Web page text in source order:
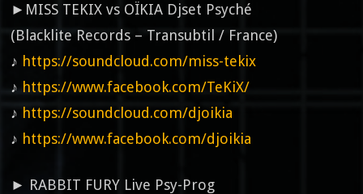
►MISS TEKIX vs OÏKIA Djset Psyché
(Blacklite Records – Transubtil / France)
♪ https://soundcloud.com/miss-tekix
♪ https://www.facebook.com/TeKiX/
♪ https://soundcloud.com/djoikia
♪ https://www.facebook.com/djoikia
► RABBIT FURY Live Psy-Prog